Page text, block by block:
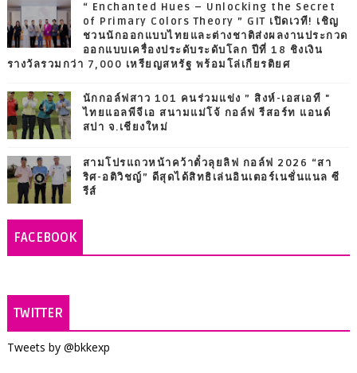
“ Enchanted Hues – Unlocking the Secret
of Primary Colors Theory ” GIT เปิดเวที! เชิญ
ชวนนักออกแบบไทยและต่างชาติส่งผลงานประกวด
ออกแบบเครื่องประดับระดับโลก ปีที่ 18 ชิงเงิน
รางวัลรวมกว่า 7,000 เหรียญสหรัฐ พร้อมโล่เกียรติยศ
นักกอล์ฟสาว 101 คนร่วมแข่ง ” สิงห์-เอสเอที "
ไทยแอลพีจีเอ สนามแม่โจ้ กอล์ฟ รีสอร์ท แอนด์
สปา จ.เชียงใหม่
สามโปรแถวหน้าคว้าตั๋วลุยลิฟ กอล์ฟ 2026 “สา
ริศ-อติวิชญ์” ดีสุดได้สิทธิเล่นอินเตอร์เนชั่นแนล ซี
รีส์
FACEBOOK
TWITTER
Tweets by @bkkexp